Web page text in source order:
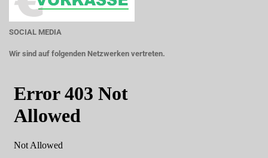
SOCIAL MEDIA
Wir sind auf folgenden Netzwerken vertreten.